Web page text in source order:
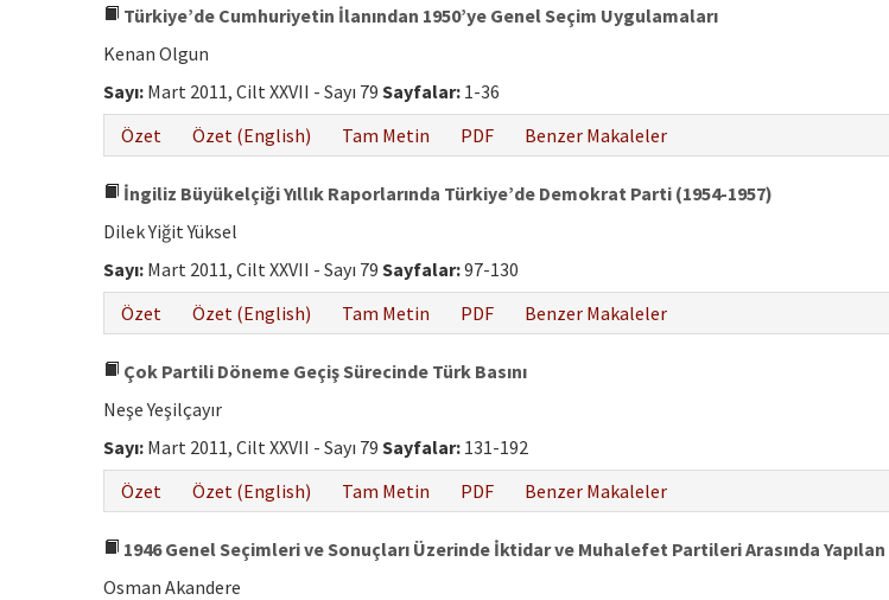
Türkiye’de Cumhuriyetin İlanından 1950’ye Genel Seçim Uygulamaları
Kenan Olgun
Sayı: Mart 2011, Cilt XXVII - Sayı 79 Sayfalar: 1-36
Özet
Özet (English) Tam Metin PDF Benzer Makaleler
İngiliz Büyükelçiği Yıllık Raporlarında Türkiye’de Demokrat Parti (1954-1957)
Dilek Yiğit Yüksel
Sayı: Mart 2011, Cilt XXVII - Sayı 79 Sayfalar:97-130
Özet
Özet (English) Tam Metin PDF Benzer Makaleler
Çok Partili Döneme Geçiş Sürecinde Türk Basını
Neşe Yeşilçayır
Sayı: Mart 2011, Cilt XXVII - Sayı 79 Sayfalar: 131-192
Özet
Özet (English) Tam Metin PDF Benzer Makaleler
1946 Genel Seçimleri ve Sonuçları Üzerinde İktidar ve Muhalefet Partileri Arasında
Osman Akandere